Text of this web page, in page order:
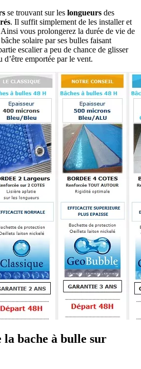
se trouvant sur les longueurs des
. Il suffit simplement de les installer et
vous prolongerez la durée de vie de
solaire par ses bulles faisant
escalier a peu de chance de glisser
emportée par le vent.
la bache à bulle sur